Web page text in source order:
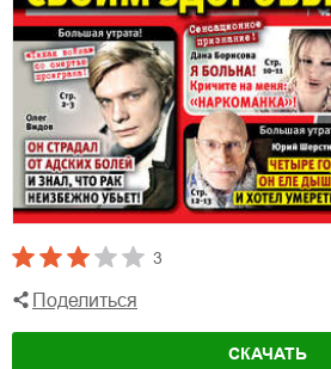
3
Поделиться
СКАЧАТЬ